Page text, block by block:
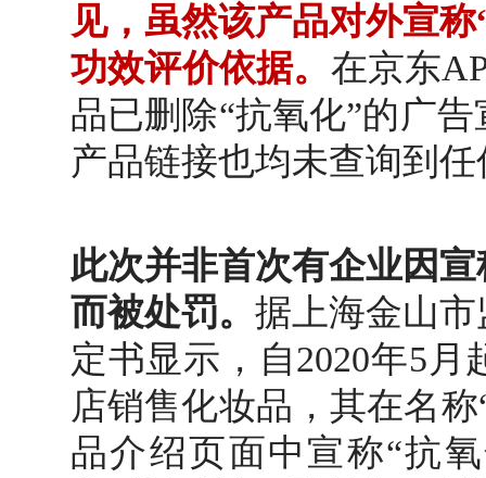
见，虽然该产品对外宣
功效评价依据。 在京东
品已删除“抗氧化”的广
产品链接也均未查询到
此次并非首次有企业因
而被处罚。 据上海金山
定书显示，自2020年5
店销售化妆品，其在名
品介绍页面中宣称“抗